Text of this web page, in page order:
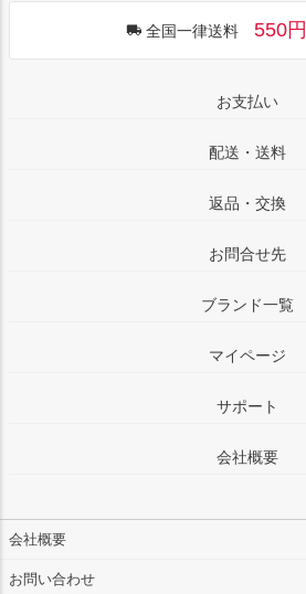
全国一律送料 550円
お支払い
配送・送料
返品・交換
お問合せ先
ブランド一覧
マイページ
サポート
会社概要
会社概要
お問い合わせ